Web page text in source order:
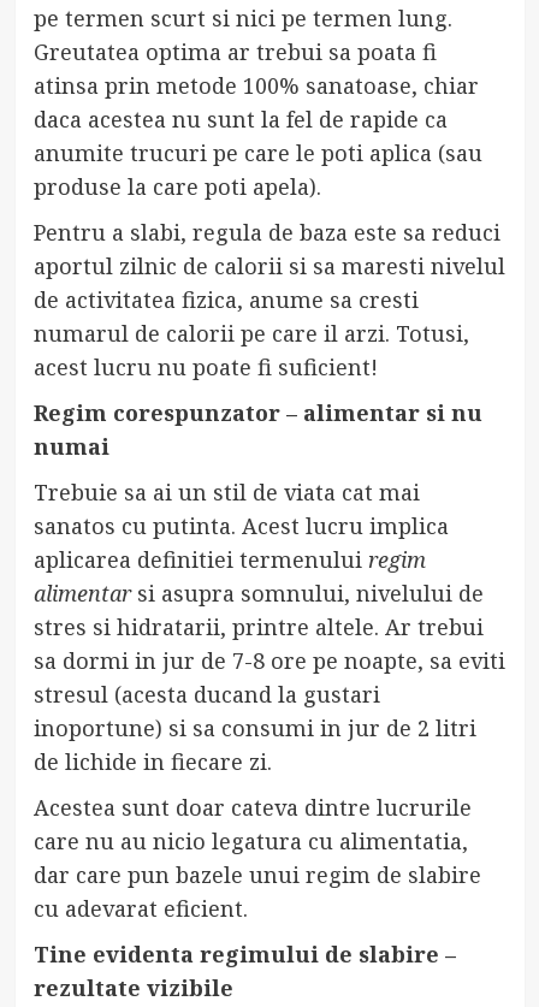
pe termen scurt si nici pe termen lung.
Greutatea optima ar trebui sa poata fi
atinsa prin metode 100% sanatoase, chiar
daca acestea nu sunt la fel de rapide ca
anumite trucuri pe care le poti aplica (sau
produse la care poti apela).
Pentru a slabi, regula de baza este sa reduci
aportul zilnic de calorii si sa maresti nivelul
de activitatea fizica, anume sa cresti
numarul de calorii pe care il arzi. Totusi,
acest lucru nu poate fi suficient!
Regim corespunzator – alimentar si nu
numai
Trebuie sa ai un stil de viata cat mai
sanatos cu putinta. Acest lucru implica
aplicarea definitiei termenului regim
alimentarsi asupra somnului, nivelului de
stres si hidratarii, printre altele. Ar trebui
sa dormi in jur de 7-8 ore pe noapte, sa eviti
stresul (acesta ducand la gustari
inoportune) si sa consumi in jur de 2 litri
de lichide in fiecare zi.
Acestea sunt doar cateva dintre lucrurile
care nu au nicio legatura cu alimentatia,
dar care pun bazele unui regim de slabire
cu adevarat eficient.
Tine evidenta regimului de slabire –
rezultate vizibile